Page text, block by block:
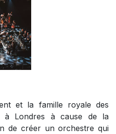
et la famille royale des
à Londres à cause de la
de créer un orchestre qui